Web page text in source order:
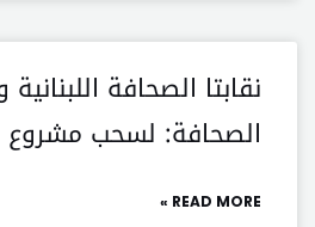
نقابتا الصحافة
الصحافة: لسحب مشروع
READ MORE »